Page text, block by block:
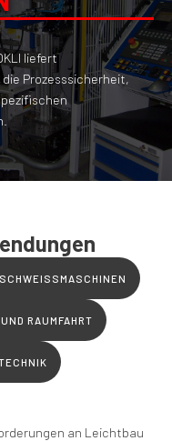
liefert
Prozesssicherheit,
RAUMFAHRT
an Leichtbau